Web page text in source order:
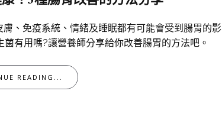
、免疫系統、情緒及睡眠都有可能會受到腸胃的影
有用嗎?讓營養師分享給你改善腸胃的方法吧。
READING...